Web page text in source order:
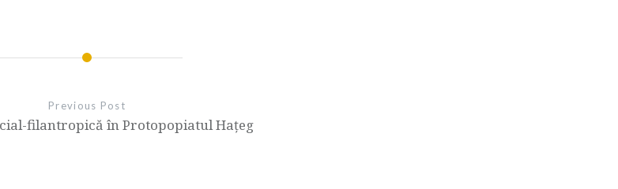
Previous Post
filantropică în Protopopiatul Hațeg